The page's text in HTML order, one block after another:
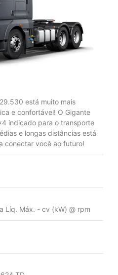
está muito mais
e confortável! O Gigante
indicado para o transporte
e longas distâncias está
conectar você ao futuro!
Líq. Máx. - cv (kW) @ rpm